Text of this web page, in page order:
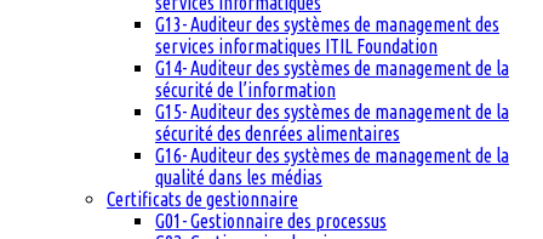
G13- Auditeur des systèmes de management des
services informatiques ITIL Foundation
G14- Auditeur des systèmes de management de la
sécurité de l’information
G15- Auditeur des systèmes de management de la
sécurité des denrées alimentaires
G16- Auditeur des systèmes de management de la
qualité dans les médias
Certificats de gestionnaire
G01- Gestionnaire des processus